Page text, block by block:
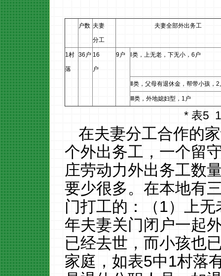
户数 夫妻
分工
夫妻全部外出务工
1村
落
36 户 16
户
9户 类，上无老，下无小， 6 户
类，父母有退休金，帮带小孩， 2
类，外地媳妇型，1户
*表5 1
在夫妻分工合作的
个外出务工，一个留
庄劳动力外出务工数
要少很多。在本地有
门打工的：（1）上无
年夫妻关门闭户一起
已经去世，而小孩也
家庭，如表5中1村落